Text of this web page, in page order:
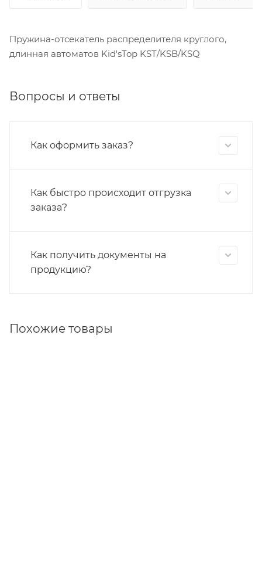
Пружина-отсекатель распределителя круглого,
длинная автоматов Kid'sTop KST/KSB/KSQ
Вопросы и ответы
Как оформить заказ?
Как быстро происходит отгрузка
заказа?
Как получить документы на
продукцию?
Похожие товары